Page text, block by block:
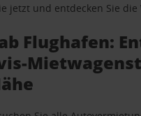
jetzt und entdecken Sie die
Flughafen: